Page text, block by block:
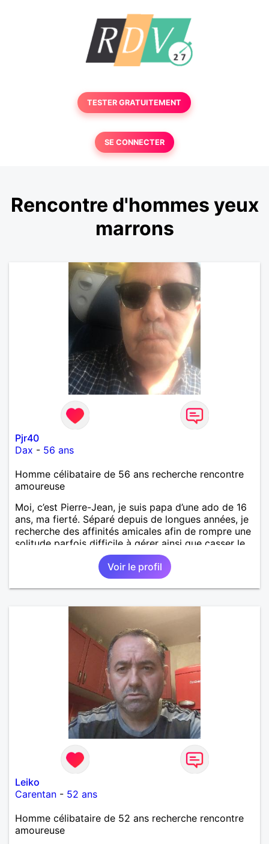
TESTER GRATUITEMENT
SE CONNECTER
Rencontre d'hommes yeux
marrons
Pjr40
Dax - 56 ans
Homme célibataire de 56 ans recherche rencontre
amoureuse
Moi, c’est Pierre-Jean, je suis papa d’une ado de 16
ans, ma fierté. Séparé depuis de longues années, je
recherche des affinités amicales afin de rompre une
solitude parfois difficile à gérer ainsi que casser le
vague à l’âme. L’amitié reste extrêmement
importante à mes yeux mais peut se décliner en des
sentiments plus puissants. « Le temps fera son
œuvre » disait Arthur Schopenhauer, philosophe
autant être trop locace. Je suis bourré de qualités
avec très peu de défauts. Je suis altruiste,
bienveillant, empathique, attentionné, honnête,
respectueux, doux de caractère et compréhensif : je
laisse « glisser » beaucoup de choses. Mais ne vous
m’éprenez pas Mesdames, si une personne que
j’aime me trahit une fois, il n’y aura pas de seconde
chance et je l’effacerai à « vitam eternam ».
Néanmoins, je suis un tout petit peu maniaque ainsi
qu’impatient. J’essaye de faire des efforts. Rien de
bien dramatique ! Du moins je le pense……Je suis un
homme facile à vivre. À vous si vous le souhaitez,
d’apprendre à me connaître davantage. J’en serai
ravi….A très bientôt je l’espère.
Voir le profil
Leiko
Carentan - 52 ans
Homme célibataire de 52 ans recherche rencontre
amoureuse